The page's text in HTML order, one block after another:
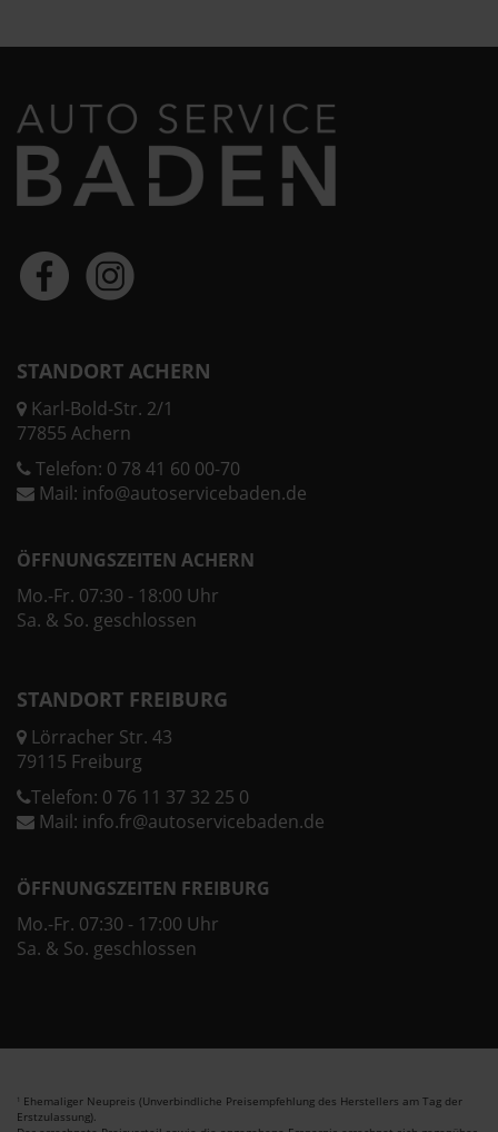
STANDORT ACHERN
Karl-Bold-Str. 2/1
77855 Achern
Telefon: 0 78 41 60 00-70
Mail: info@autoservicebaden.de
ÖFFNUNGSZEITEN ACHERN
Mo.-Fr. 07:30 - 18:00 Uhr
Sa. & So. geschlossen
STANDORT FREIBURG
Lörracher Str. 43
79115 Freiburg
Telefon: 0 76 11 37 32 25 0
Mail: info.fr@autoservicebaden.de
ÖFFNUNGSZEITEN FREIBURG
Mo.-Fr. 07:30 - 17:00 Uhr
Sa. & So. geschlossen
1 Ehemaliger Neupreis (Unverbindliche Preisempfehlung des Herstellers am Tag der
Erstzulassung).